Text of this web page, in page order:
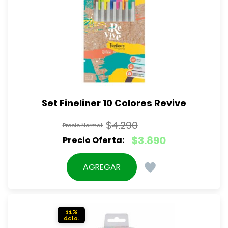
Set Fineliner 10 Colores Revive
$4.290
El
original
$3.890
El
precio
actual
AGREGAR
11%